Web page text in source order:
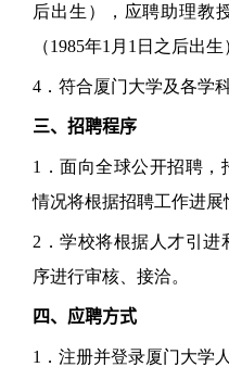
后出生），应聘助理教
（1985年1月1日之后出生
4．符合厦门大学及各学
三、招聘程序
1．面向全球公开招聘，
情况将根据招聘工作进展
2．学校将根据人才引进
序进行审核、接洽。
四、应聘方式
1．注册并登录厦门大学